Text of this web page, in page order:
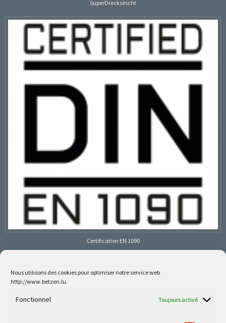
Nous utilisons des cookies pour optimiser notre service web
http://www.betzen.lu.
Fonctionnel Toujours activé
SuperDrecksëscht
Certification EN 1090
Follow us on social media